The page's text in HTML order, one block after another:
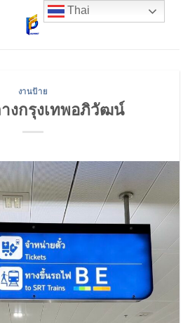
งานป้าย
งกรุงเทพอภิวัฒน์
Thai